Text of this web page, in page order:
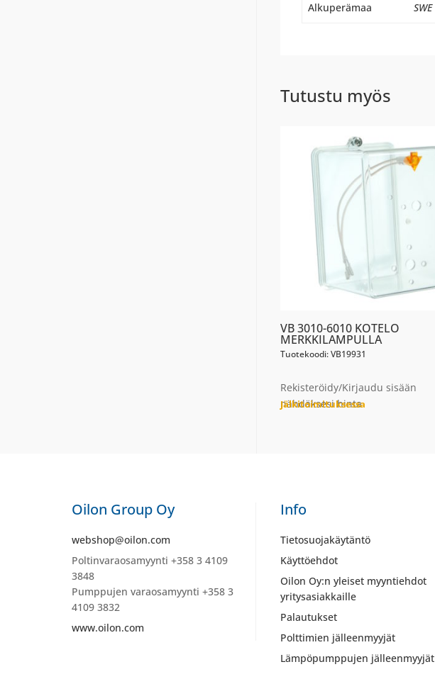
Alkuperämaa SWE
Tutustu myös
VB 3010-6010 KOTELO
MERKKILAMPULLA
Tuotekoodi: VB19931
Rekisteröidy/Kirjaudu sisään
nähdäksesi hinta
Jälkitoimituksessa
Oilon Group Oy
webshop@oilon.com
Poltinvaraosamyynti +358 3 4109
3848
Pumppujen varaosamyynti +358 3
4109 3832
www.oilon.com
Info
Tietosuojakäytäntö
Käyttöehdot
Oilon Oy:n yleiset myyntiehdot
yritysasiakkaille
Palautukset
Polttimien jälleenmyyjät
Lämpöpumppujen jälleenmyyjät